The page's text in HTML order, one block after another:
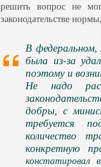
решить вопрос не
законодательстве
В
была из-за
поэтому и
Не надо
добры, с
требуется
количество
конкретную
констатировал